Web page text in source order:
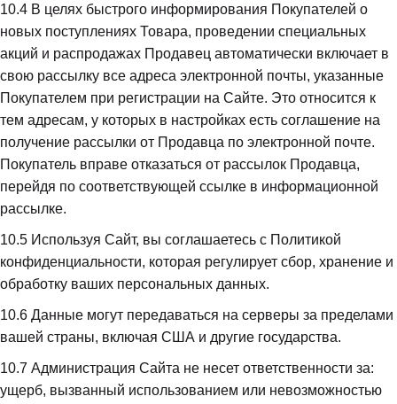
10.4 В целях быстрого информирования Покупателей о
новых поступлениях Товара, проведении специальных
акций и распродажах Продавец автоматически включает в
свою рассылку все адреса электронной почты, указанные
Покупателем при регистрации на Сайте. Это относится к
тем адресам, у которых в настройках есть соглашение на
получение рассылки от Продавца по электронной почте.
Покупатель вправе отказаться от рассылок Продавца,
перейдя по соответствующей ссылке в информационной
рассылке.
10.5 Используя Сайт, вы соглашаетесь с Политикой
конфиденциальности, которая регулирует сбор, хранение и
обработку ваших персональных данных.
10.6 Данные могут передаваться на серверы за пределами
вашей страны, включая США и другие государства.
10.7 Администрация Сайта не несет ответственности за:
ущерб, вызванный использованием или невозможностью